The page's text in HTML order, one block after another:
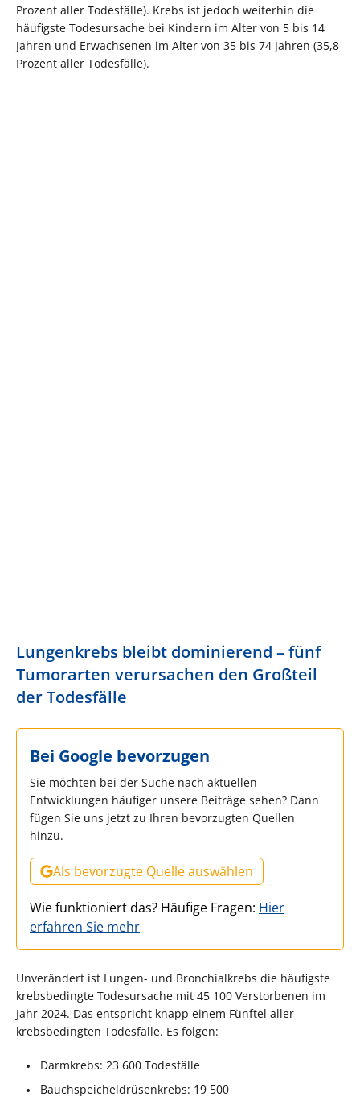
Prozent aller Todesfälle). Krebs ist jedoch weiterhin die
häufigste Todesursache bei Kindern im Alter von 5 bis 14
Jahren und Erwachsenen im Alter von 35 bis 74 Jahren (35,8
Prozent aller Todesfälle).
Lungenkrebs bleibt dominierend – fünf
Tumorarten verursachen den Großteil
der Todesfälle
Bei Google bevorzugen
Sie möchten bei der Suche nach aktuellen
Entwicklungen häufiger unsere Beiträge sehen? Dann
fügen Sie uns jetzt zu Ihren bevorzugten Quellen
hinzu.
Als bevorzugte Quelle auswählen
Wie funktioniert das? Häufige Fragen: Hier
erfahren Sie mehr
Unverändert ist Lungen- und Bronchialkrebs die häufigste
krebsbedingte Todesursache mit 45 100 Verstorbenen im
Jahr 2024. Das entspricht knapp einem Fünftel aller
krebsbedingten Todesfälle. Es folgen:
Darmkrebs: 23 600 Todesfälle
Bauchspeicheldrüsenkrebs: 19 500